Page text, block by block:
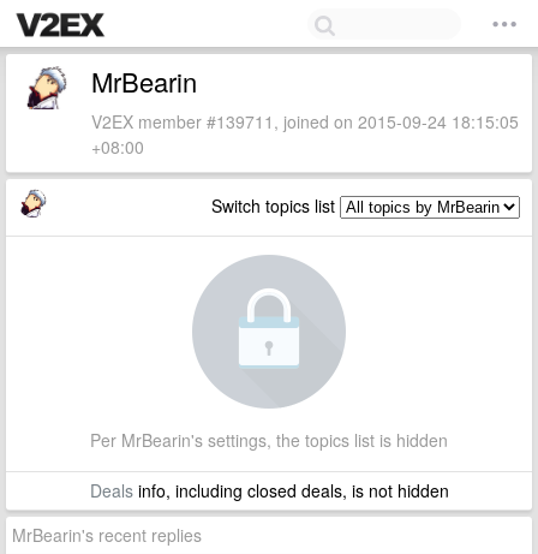
MrBearin
V2EX member #139711, joined on 2015-09-24 18:15:05
+08:00
Switch topics list
Per MrBearin's settings, the topics list is hidden
Dealsinfo, including closed deals, is not hidden
MrBearin's recent replies